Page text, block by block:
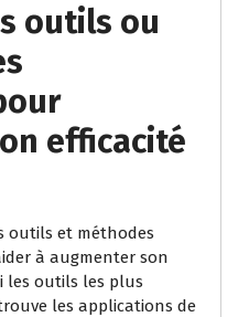
outils ou
efficacité
outils et méthodes
à augmenter son
les outils les plus
les applications de